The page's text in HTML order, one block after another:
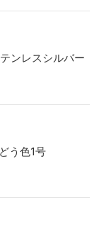
ンレスシルバー
う色1号